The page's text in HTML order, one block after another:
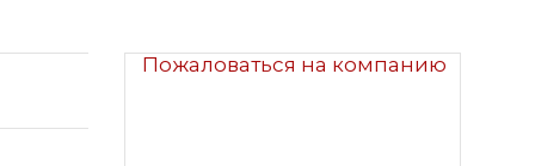
Пожаловаться на компанию